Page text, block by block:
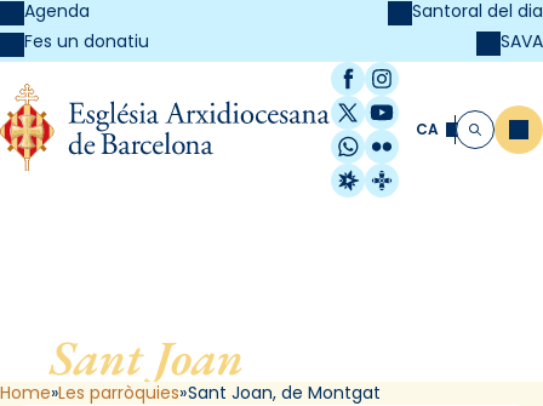
Agenda
Fes un donatiu
Santoral del dia
SAVA
Facebook
Instagram
X / Twitter
YouTube
WhatsApp
Flickr
Radio Estel
Catalunya
CA Cerca
Sant Joan
Home Les parròquies Sant Joan, de Montgat